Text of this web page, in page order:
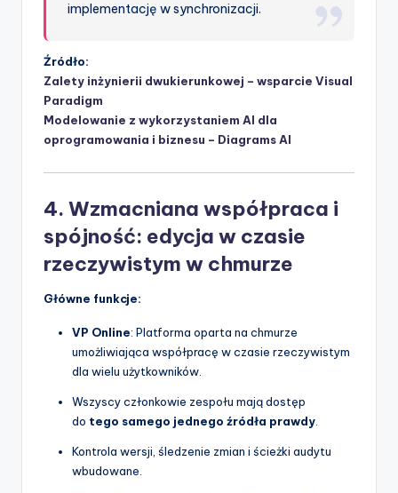
implementację w synchronizacji.
Źródło:
Zalety inżynierii dwukierunkowej – wsparcie Visual
Paradigm
Modelowanie z wykorzystaniem AI dla
oprogramowania i biznesu – Diagrams AI
4. Wzmacniana współpraca i
spójność: edycja w czasie
rzeczywistym w chmurze
Główne funkcje:
VP Online: Platforma oparta na chmurze
umożliwiająca współpracę w czasie rzeczywistym
dla wielu użytkowników.
Wszyscy członkowie zespołu mają dostęp
do tego samego jednego źródła prawdy.
Kontrola wersji, śledzenie zmian i ścieżki audytu
wbudowane.